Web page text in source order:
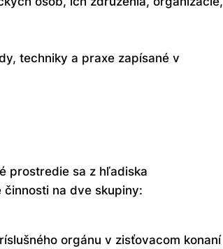
techniky a praxe zapísané v
prostredie sa z hľadiska
na dve skupiny:
orgánu v zisťovacom konaní